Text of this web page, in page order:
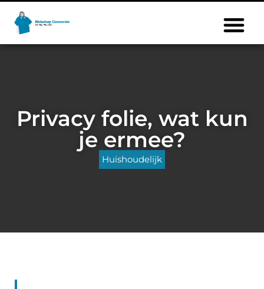
Privacy folie, wat kun
je ermee?
Huishoudelijk